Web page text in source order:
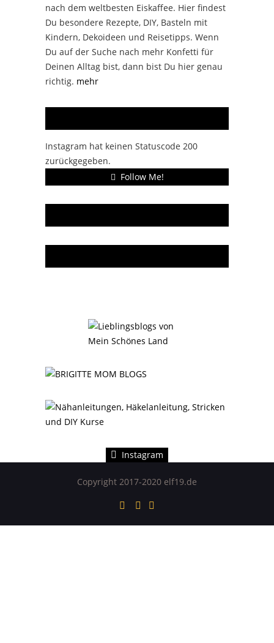
nach dem weltbesten Eiskaffee. Hier findest
Du besondere Rezepte, DIY, Basteln mit
Kindern, Dekoideen und Reisetipps. Wenn
Du auf der Suche nach mehr Konfetti für
Deinen Alltag bist, dann bist Du hier genau
richtig. mehr
Instagram hat keinen Statuscode 200
zurückgegeben.
Follow Me!
Instagram
Instagram hat keinen Statuscode 200 zurückgegeben.
Copyright 2017-2020 elf19.de